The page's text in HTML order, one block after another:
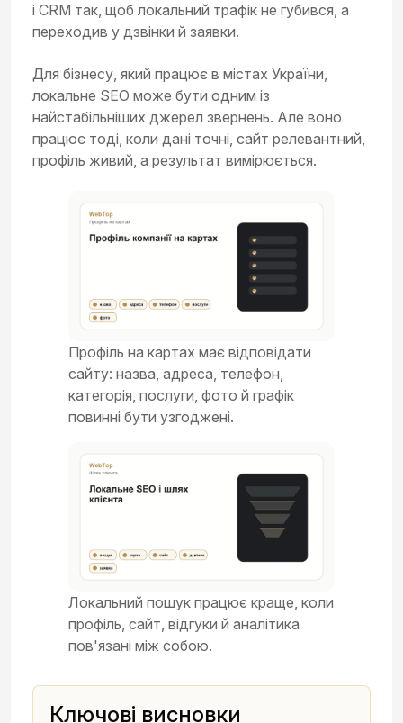
і CRM так, щоб локальний трафік не губився, а
переходив у дзвінки й заявки.
Для бізнесу, який працює в містах України,
локальне SEO може бути одним із
найстабільніших джерел звернень. Але воно
працює тоді, коли дані точні, сайт релевантний,
профіль живий, а результат вимірюється.
Профіль на картах має відповідати
сайту: назва, адреса, телефон,
категорія, послуги, фото й графік
повинні бути узгоджені.
Локальний пошук працює краще, коли
профіль, сайт, відгуки й аналітика
пов'язані між собою.
Ключові висновки